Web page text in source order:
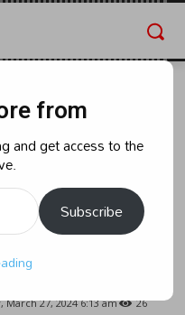
కప్పి
నంబూరు
March 27, 2024 6:13 am 26
from
and get access to the
Subscribe